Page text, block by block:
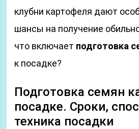
клубни картофеля дают
шансы на получение
что включает подготовка
к посадке?
Подготовка семян
посадке. Сроки,
техника посадки